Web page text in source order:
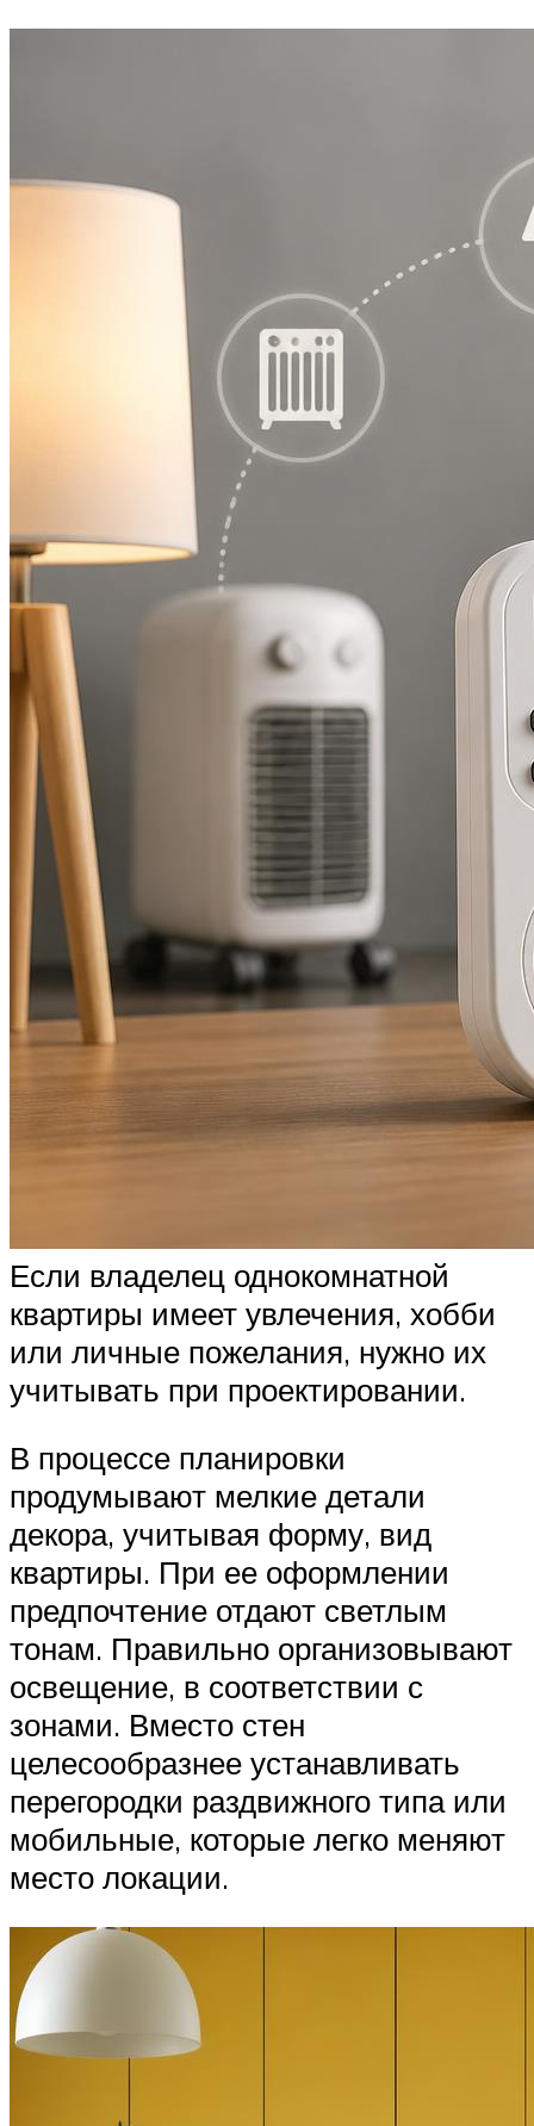
Если владелец однокомнатной
квартиры имеет увлечения, хобби
или личные пожелания, нужно их
учитывать при проектировании.
В процессе планировки
продумывают мелкие детали
декора, учитывая форму, вид
квартиры. При ее оформлении
предпочтение отдают светлым
тонам. Правильно организовывают
освещение, в соответствии с
зонами. Вместо стен
целесообразнее устанавливать
перегородки раздвижного типа или
мобильные, которые легко меняют
место локации.